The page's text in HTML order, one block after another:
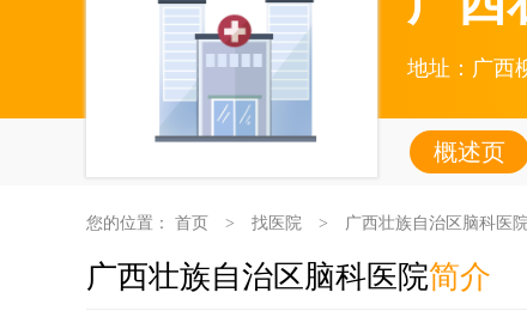
地址：广西
概述页
您的位置： 首页 > 找医院 > 广西壮族自治区脑科医院
广西壮族自治区脑科医院简介